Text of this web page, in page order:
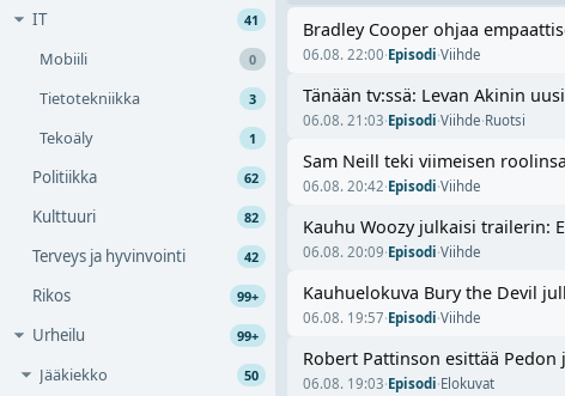
IT 41
Mobiili 0
Tietotekniikka 3
Tekoäly 1
Politiikka 62
Kulttuuri 82
Terveys ja hyvinvointi 42
Rikos 99+
Urheilu 99+
Jääkiekko 50
Bradley Cooper ohjaa
06.08. 22:00·Episodi·Viihde
Tänään tv:ssä: Levan Akinin
06.08. 21:03·Episodi·Viihde·Ruotsi
Sam Neill teki viimeisen
06.08. 20:42·Episodi·Viihde
Kauhu Woozy julkaisi trailerin:
06.08. 20:09·Episodi·Viihde
Kauhuelokuva Bury the Devil
06.08. 19:57·Episodi·Viihde
Robert Pattinson esittää
06.08. 19:03·Episodi·Elokuvat